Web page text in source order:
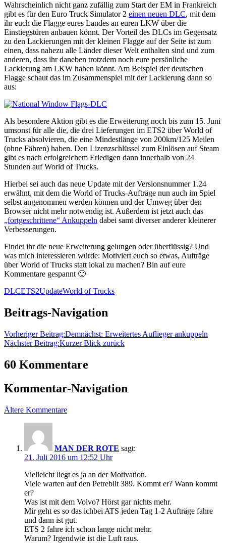
Wahrscheinlich nicht ganz zufällig zum Start der EM in Frankreich
gibt es für den Euro Truck Simulator 2 einen neuen DLC, mit dem
ihr euch die Flagge eures Landes an euren LKW über die
Einstiegstüren anbauen könnt. Der Vorteil des DLCs im Gegensatz
zu den Lackierungen mit der kleinen Flagge auf der Seite ist zum
einen, dass nahezu alle Länder dieser Welt enthalten sind und zum
anderen, dass ihr daneben trotzdem noch eure persönliche
Lackierung am LKW haben könnt. Am Beispiel der deutschen
Flagge schaut das im Zusammenspiel mit der Lackierung dann so
aus:
Als besondere Aktion gibt es die Erweiterung noch bis zum 15. Juni
umsonst für alle die, die drei Lieferungen im ETS2 über World of
Trucks absolvieren, die eine Mindestlänge von 200km/125 Meilen
(ohne Fähren) haben. Den Lizenzschlüssel zum Einlösen auf Steam
gibt es nach erfolgreichem Erledigen dann innerhalb von 24
Stunden auf World of Trucks.
Hierbei sei auch das neue Update mit der Versionsnummer 1.24
erwähnt, mit dem die World of Trucks-Aufträge nun auch im Spiel
selbst angenommen werden können und der Umweg über den
Browser nicht mehr notwendig ist. Außerdem ist jetzt auch das
„fortgeschrittene“ Ankuppeln dabei samt diverser anderer kleinerer
Verbesserungen.
Findet ihr die neue Erweiterung gelungen oder überflüssig? Und
was mich interessieren würde: Motiviert euch so etwas, Aufträge
über World of Trucks statt lokal zu machen? Bin auf eure
Kommentare gespannt 🙂
DLCETS2UpdateWorld of Trucks
Beitrags-Navigation
Vorheriger Beitrag:Demnächst: Erweitertes Auflieger ankuppeln
Nächster Beitrag:Kurzer Blick zurück
60 Kommentare
Kommentar-Navigation
Ältere Kommentare
MAN DER ROTE sagt:
21. Juli 2016 um 12:52 Uhr
Vielleicht liegt es ja an der Motivation.
Viele warten auf den Petrebilt 389. Kommt er? Wann kommt
er?
Was ist mit dem Volvo? Hörst gar nichts mehr.
Mir geht es so das ichbei ATS jeden Tag 1-2 Aufträge fahre
und dann ist gut.
ETS 2 fahre ich schon lange nicht mehr.
Warum? Irgendwie ist die Luft raus.